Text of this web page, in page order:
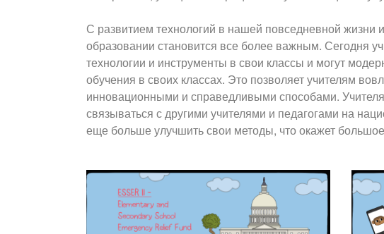
С развитием технологий в нашей повседневной жизни
образовании становится все более важным. Сегодня
технологии и инструменты в свои классы и могут
обучения в своих классах. Это позволяет учителям
инновационными и справедливыми способами.
связываться с другими учителями и педагогами на
еще больше улучшить свои методы, что окажет